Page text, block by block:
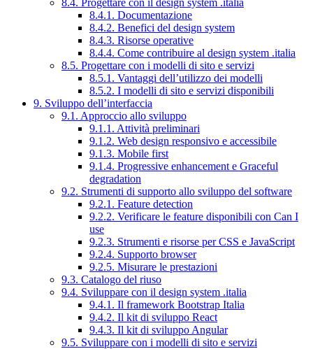
8.4. Progettare con il design system .italia
8.4.1. Documentazione
8.4.2. Benefici del design system
8.4.3. Risorse operative
8.4.4. Come contribuire al design system .italia
8.5. Progettare con i modelli di sito e servizi
8.5.1. Vantaggi dell’utilizzo dei modelli
8.5.2. I modelli di sito e servizi disponibili
9. Sviluppo dell’interfaccia
9.1. Approccio allo sviluppo
9.1.1. Attività preliminari
9.1.2. Web design responsivo e accessibile
9.1.3. Mobile first
9.1.4. Progressive enhancement e Graceful
degradation
9.2. Strumenti di supporto allo sviluppo del software
9.2.1. Feature detection
9.2.2. Verificare le feature disponibili con Can I
use
9.2.3. Strumenti e risorse per CSS e JavaScript
9.2.4. Supporto browser
9.2.5. Misurare le prestazioni
9.3. Catalogo del riuso
9.4. Sviluppare con il design system .italia
9.4.1. Il framework Bootstrap Italia
9.4.2. Il kit di sviluppo React
9.4.3. Il kit di sviluppo Angular
9.5. Sviluppare con i modelli di sito e servizi